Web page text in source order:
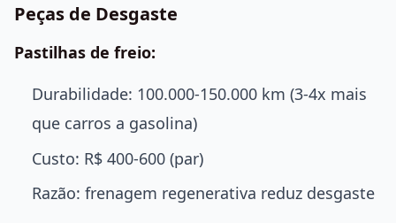
Peças de Desgaste
Pastilhas de freio:
Durabilidade: 100.000-150.000 km (3-4x mais
que carros a gasolina)
Custo: R$ 400-600 (par)
Razão: frenagem regenerativa reduz desgaste